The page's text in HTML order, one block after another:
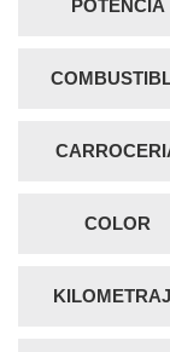
POTENCIA
COLOR